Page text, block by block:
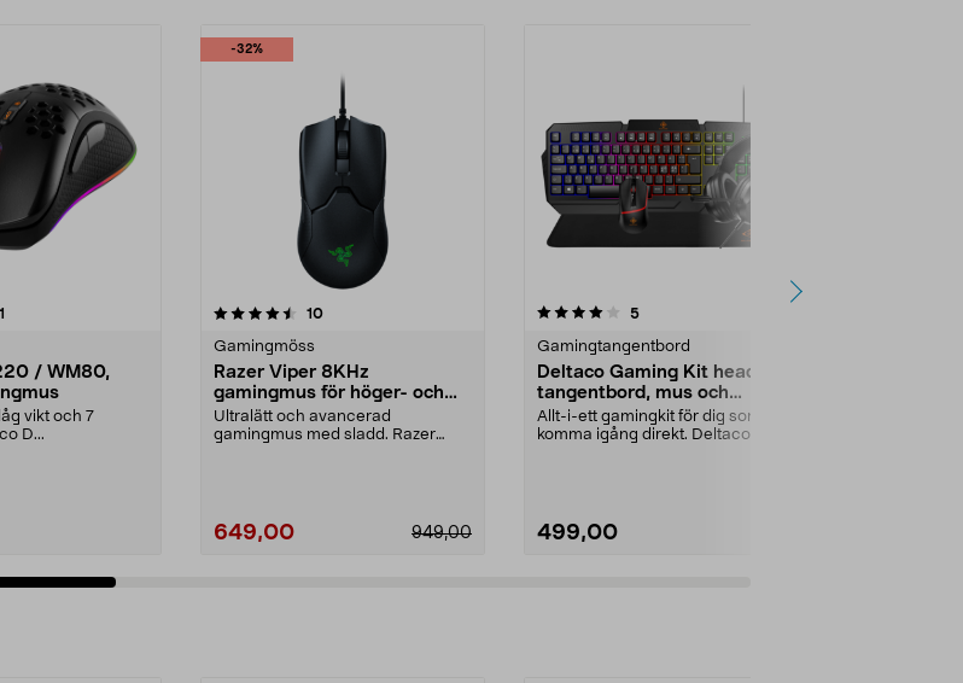
/ WM80,
vikt och 7
D...
-32%
5 stjärnor 10recensioner
Gamingmöss
Razer Viper 8KHz
gamingmus för höger- och
vänsterhänta
Ultralätt och avancerad
gamingmus med sladd. Razer
649,00 949,00
4.0 av 5 stjärnor 5recensioner
Gamingtangentbord
Deltaco Gaming Kit headset,
tangentbord, mus och
musmatta, GAM-174
Allt-i-ett gamingkit för dig som vill
komma igång direkt. Deltaco
499,00
4.5 av 5 stjärnor